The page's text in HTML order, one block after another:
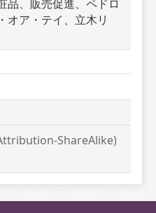
品、販売促進、ペドロ
オア・テイ、立木リ
ShareAlike)